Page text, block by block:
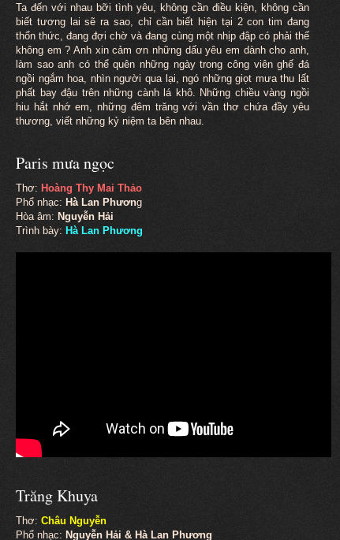
Ta đến với nhau bỡi tình yêu, không cần điều kiện, không cần
biết tương lai sẽ ra sao, chỉ cần biết hiện tại 2 con tim đang
thổn thức, đang đợi chờ và đang cùng một nhịp đập có phải thế
không em ? Anh xin cảm ơn những dấu yêu em dành cho anh,
làm sao anh có thể quên những ngày trong công viên ghế đá
ngồi ngắm hoa, nhìn người qua lại, ngó những giọt mưa thu lất
phất bay đậu trên những cành lá khô. Những chiều vàng ngồi
hiu hắt nhớ em, những đêm trăng với vần thơ chứa đầy yêu
thương, viết những kỷ niệm ta bên nhau.
Paris mưa ngọc
Thơ: Hoàng Thy Mai Thảo
Phổ nhạc: Hà Lan Phương
Hòa âm: Nguyễn Hải
Trình bày: Hà Lan Phương
Trăng Khuya
Thơ: Châu Nguyễn
Phổ nhạc: Nguyễn Hải & Hà Lan Phương